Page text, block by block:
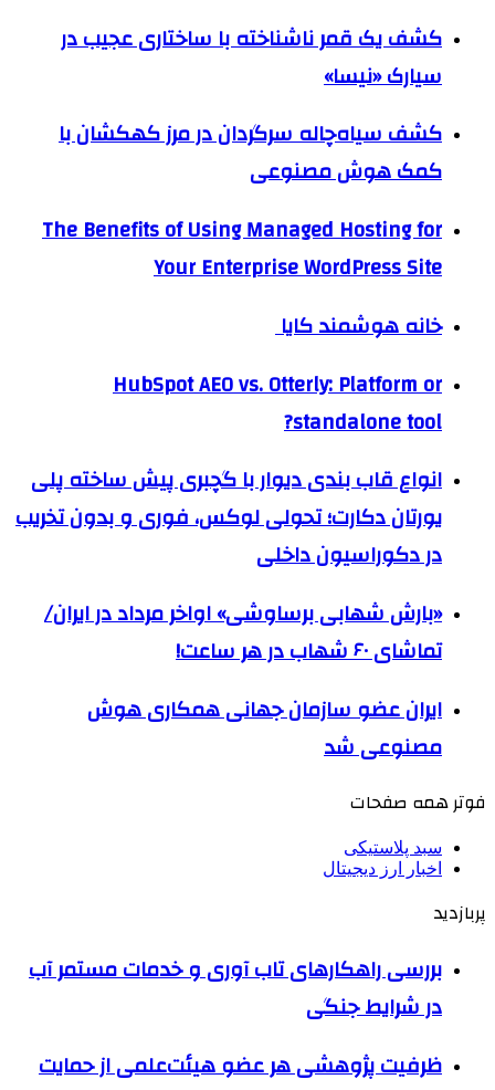
کشف یک قمر ناشناخته با ساختاری عجیب در
سیارک «نیسا»
کشف سیاه‌چاله سرگردان در مرز کهکشان با
کمک هوش مصنوعی
The Benefits of Using Managed Hosting for
Your Enterprise WordPress Site
خانه هوشمند کایا
HubSpot AEO vs. Otterly: Platform or
standalone tool?
انواع قاب بندی دیوار با گچبری پیش ساخته پلی
یورتان دکارت؛ تحولی لوکس، فوری و بدون تخریب
در دکوراسیون داخلی
«بارش شهابی برساوشی» اواخر مرداد در ایران/
تماشای ۶۰ شهاب در هر ساعت!
ایران عضو سازمان جهانی همکاری هوش
مصنوعی شد
فوتر همه صفحات
سبد پلاستیکی
اخبار ارز دیجیتال
پربازدید
بررسی راهکارهای تاب آوری و خدمات مستمر آب
در شرایط جنگی
ظرفیت پژوهشی هر عضو هیئت‌علمی از حمایت